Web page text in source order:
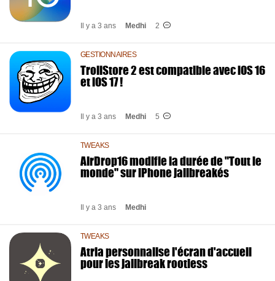
Il y a 3 ans Medhi 2
GESTIONNAIRES
TrollStore 2 est compatible avec iOS 16
et iOS 17 !
Il y a 3 ans Medhi 5
TWEAKS
AirDrop16 modifie la durée de "Tout le
monde" sur iPhone jailbreakés
Il y a 3 ans Medhi
TWEAKS
Atria personnalise l'écran d'accueil
pour les jailbreak rootless